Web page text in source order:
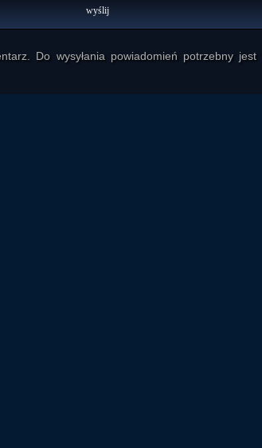
Do wysyłania powiadomień potrzebny